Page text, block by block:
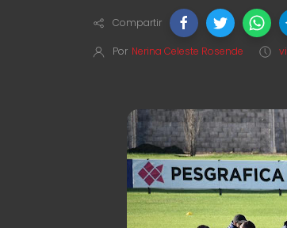
Compartir
Por Nerina Celeste Rosende